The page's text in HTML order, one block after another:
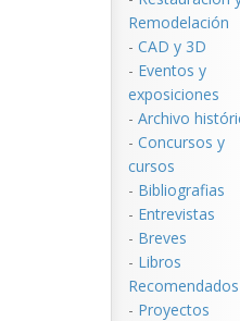
Remodelación
- CAD y 3D
- Eventos y
exposiciones
- Archivo
- Concursos y
cursos
- Bibliografias
- Entrevistas
- Breves
- Libros
Recomendados
- Proyectos